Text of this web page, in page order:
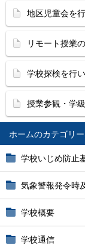
ホーム
学校いじめ防止
気象警報発令時
学校概要
学校通信
地区児童会を
リモート授業
学校探検を行
授業参観・学